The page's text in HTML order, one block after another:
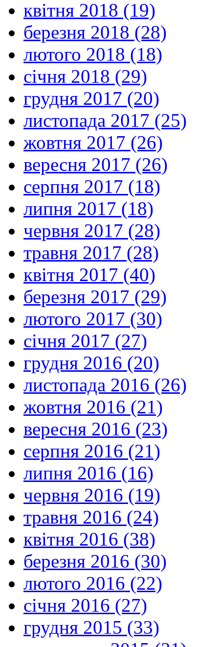
квітня 2018 (19)
березня 2018 (28)
лютого 2018 (18)
січня 2018 (29)
грудня 2017 (20)
листопада 2017 (25)
жовтня 2017 (26)
вересня 2017 (26)
серпня 2017 (18)
липня 2017 (18)
червня 2017 (28)
травня 2017 (28)
квітня 2017 (40)
березня 2017 (29)
лютого 2017 (30)
січня 2017 (27)
грудня 2016 (20)
листопада 2016 (26)
жовтня 2016 (21)
вересня 2016 (23)
серпня 2016 (21)
липня 2016 (16)
червня 2016 (19)
травня 2016 (24)
квітня 2016 (38)
березня 2016 (30)
лютого 2016 (22)
січня 2016 (27)
грудня 2015 (33)